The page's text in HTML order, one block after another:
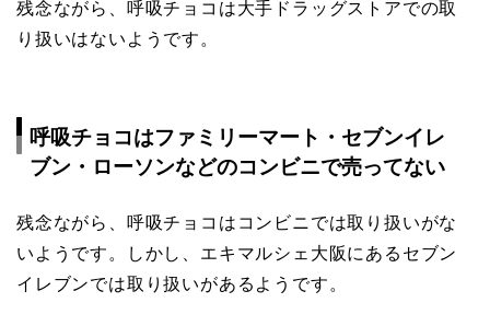
残念ながら、呼吸チョコは大手ドラッグストアでの取
り扱いはないようです。
呼吸チョコはファミリーマート・セブンイレ
ブン・ローソンなどのコンビニで売ってない
残念ながら、呼吸チョコはコンビニでは取り扱いがな
いようです。しかし、エキマルシェ大阪にあるセブン
イレブンでは取り扱いがあるようです。